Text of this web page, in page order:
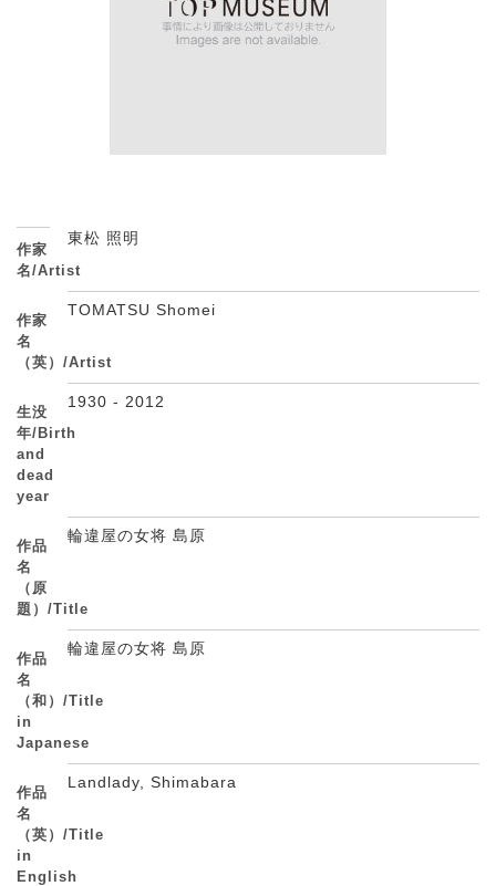
作家
名/Artist
東松 照明
作家
名
（英）/Artist
TOMATSU Shomei
生没
年/Birth
and
dead
year
1930 - 2012
作品
名
（原
題）/Title
輪違屋の女将 島原
作品
名
（和）/Title
in
Japanese
輪違屋の女将 島原
作品
名
（英）/Title
in
English
Landlady, Shimabara